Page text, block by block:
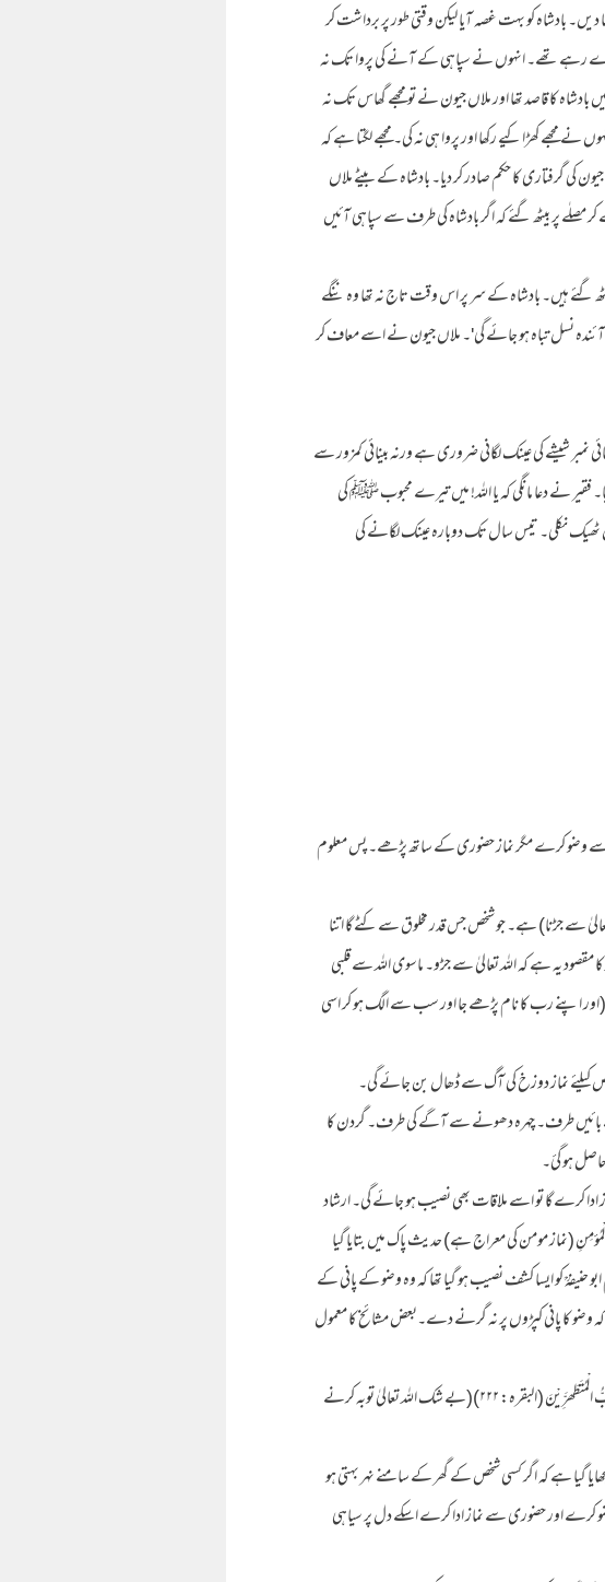
بادشاہ کو بہت غصہ آیا لیکن وقتی طور پر برداشت کر
رہے تھے۔ انہوں نے سپاہی کے آنے کی پروا تک نہ
کا قاصد تھا اور ملاں جیون نے تو مجھے گھاس تک نہ
مجھے کھڑا کیے رکھا اور پروا ہی نہ کی۔ مجھے لگتا ہے کہ
گرفتاری کا حکم صادر کر دیا۔ بادشاہ کے بیٹے ملاں
مصلٰے پر بیٹھ گئے کہ اگر بادشاہ کی طرف سے سپاہی آئیں
گئے ہیں۔ بادشاہ کے سر پر اس وقت تاج نہ تھا وہ ننگے
آئندہ نسل تباہ ہو جائے گی'۔ ملاں جیون نے اسے معاف کر
نمبر شیشے کی عینک لگانی ضروری ہے ورنہ بینائی کمزور سے
فقیر نے دعا مانگی کہ یا اللہ! میں تیرے محبوب ﷺ کی
ٹھیک نکلی۔ تیس سال تک دوبارہ عینک لگانے کی
سے وضو کرے مگر نماز حضوری کے ساتھ پڑھے۔ پس معلوم
سے جڑنا) ہے۔ جو شخص جس قدر مخلوق سے کٹے گا اتنا
مقصود یہ ہے کہ اللہ تعالیٰ سے جڑو۔ ماسوی اللہ سے قلبی
کو عربی زبان میں تبتل کہتے ہیں۔ ارشاد باری تعالیٰ ہے۔ وَاذْکُرِ اسْمَ رَبِّکَ وَ تَبَتَّلْ اِلَیْہِ تَبْتِیْلاً (المزمل: ۸) (اور اپنے رب کا نام پڑھے جا اور سب سے الگ ہو کر اسی
کیلئے نماز دوزخ کی آگ سے ڈھال بن جائے گی۔
بائیں طرف۔ چہرہ دھونے سے آگے کی طرف۔ گردن کا
ہو گئ۔
کرے گا تو اسے ملاقات بھی نصیب ہو جائے گی۔ ارشاد
الْمُؤمِنِ (نماز مومن کی معراج ہے) حدیث پاک میں بتایا گیا
کو ایسا کشف نصیب ہو گیا تھا کہ وہ وضو کے پانی کے
وضو کا پانی کپڑوں پر نہ گرنے دے۔بعض مشائخ کا معمول
* شرع شریف میں پاکیزگی اور طہارت کو بہت پسند کیا گیا ہے۔ ارشاد باری تعالیٰ ہے۔اِنَّ اللہَ یُحِبُّ التَّوَّا بِیْنَ وَ یُحِبُّ الْمُتَطَھَّرِیْنَ (البقرہ: ۲۲۲)(بے شک اللہ تعالیٰ توبہ کرنے
گیا ہے کہ اگر کسی شخص کے گھر کے سامنے نہر بہتی ہو
کرے اور حضوری سے نماز ادا کرے اسکے دل پر سیاہی